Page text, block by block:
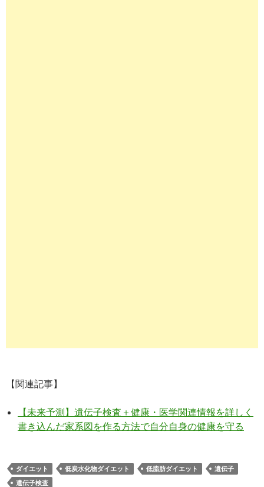
【関連記事】
【未来予測】遺伝子検査＋健康・医学関連情報を詳しく
書き込んだ家系図を作る方法で自分自身の健康を守る
ダイエット 低炭水化物ダイエット 低脂肪ダイエット
遺伝子
遺伝子検査